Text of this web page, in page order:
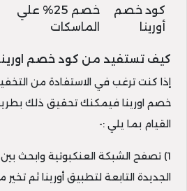
كود خصم
أورينا
خصم 25% علي
الماسكات
كيف تستفيد من كود خصم
إذا كنت ترغب في الاستفادة من
خصم اورينا فيمكنك تحقيق ذلك
القيام بما يلي :-
1) تصفح الشبكة العنكبوتية وابحث
الجديدة التابعة لتطبيق أورينا ثم